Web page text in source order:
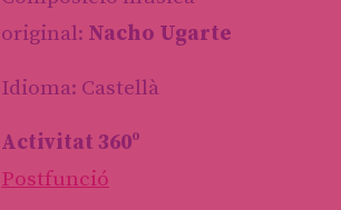
original: Nacho Ugarte
Idioma: Castellà
Activitat 360º
Postfunció